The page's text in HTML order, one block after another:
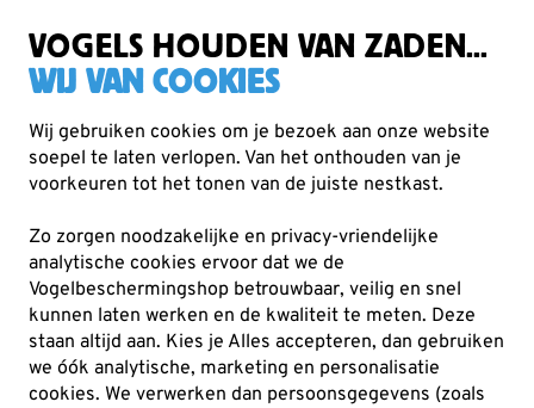
VOGELS HOUDEN VAN ZADEN...
WIJ VAN COOKIES
Wij gebruiken cookies om je bezoek aan onze website
soepel te laten verlopen. Van het onthouden van je
voorkeuren tot het tonen van de juiste nestkast.
Zo zorgen noodzakelijke en privacy-vriendelijke
analytische cookies ervoor dat we de
Vogelbeschermingshop betrouwbaar, veilig en snel
kunnen laten werken en de kwaliteit te meten. Deze
staan altijd aan. Kies je Alles accepteren, dan gebruiken
we óók analytische, marketing en personalisatie
cookies. We verwerken dan persoonsgegevens (zoals
Cadeaus Spellen en puzzels